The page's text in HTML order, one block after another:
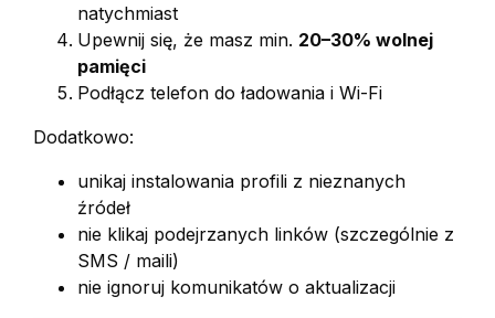
natychmiast
Upewnij się, że masz min. 20–30% wolnej
pamięci
Podłącz telefon do ładowania i Wi-Fi
Dodatkowo:
unikaj instalowania profili z nieznanych
źródeł
nie klikaj podejrzanych linków (szczególnie z
SMS / maili)
nie ignoruj komunikatów o aktualizacji